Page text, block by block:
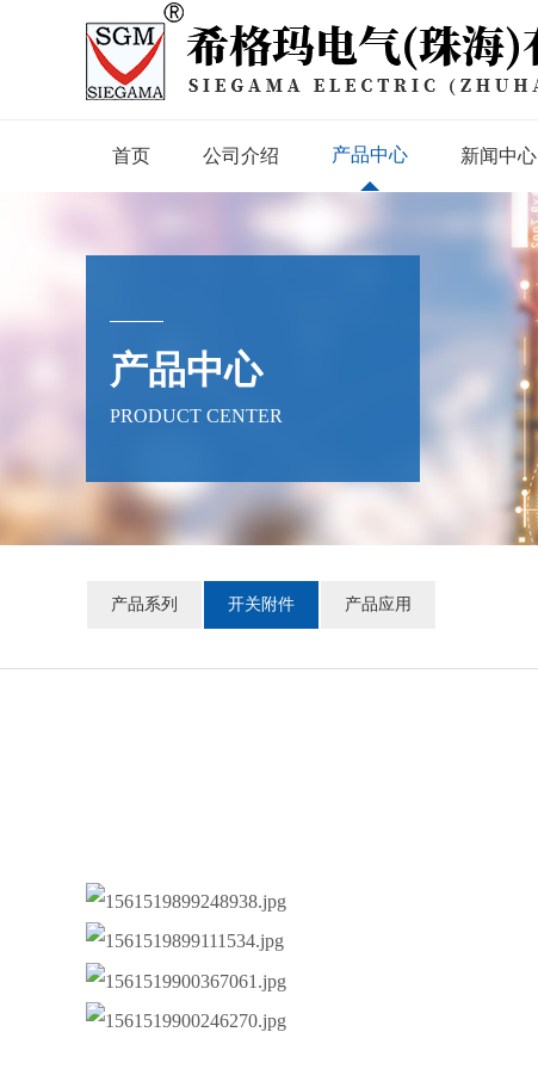
首页 公司介绍 产品中心 新闻中心
产品中心
PRODUCT CENTER
产品系列 开关附件 产品应用